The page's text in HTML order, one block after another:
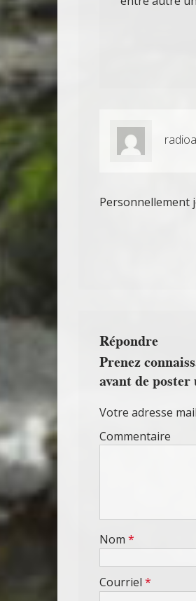
Personnellement
Répondre
Prenez
avant de
Votre adresse
Commentaire
Nom *
Courriel *